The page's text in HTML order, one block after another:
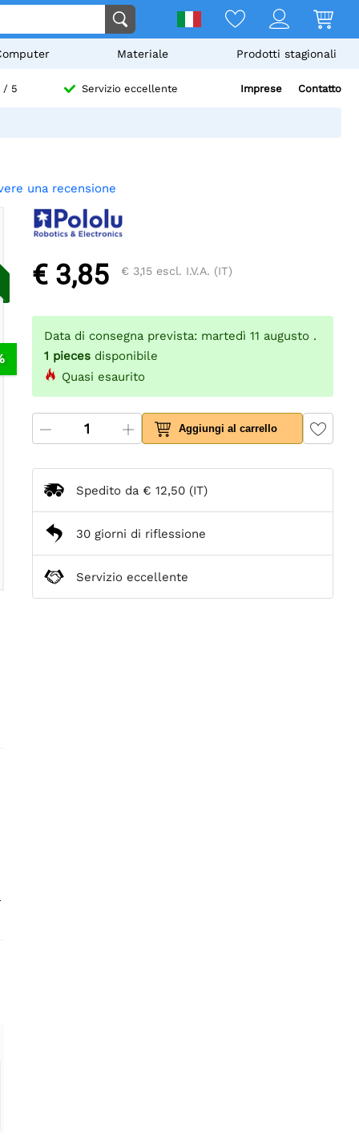
Materiale Prodotti stagionali
/ 5 Servizio eccellente Imprese Contatto
una recensione
€ 3,85 € 3,15 escl. I.V.A. (IT)
Data di consegna prevista: martedì 11 augusto .
1 pieces disponibile
Quasi esaurito
Aggiungi al carrello
Spedito da € 12,50 (IT)
30 giorni di riflessione
Servizio eccellente